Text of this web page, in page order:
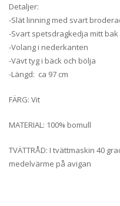
Detaljer:
-Slät linning med svart
-Svart spetsdragkedja mitt bak
-Volang i nederkanten
-Vävt tyg i bäck och bölja
-Längd: ca 97 cm
FÄRG: Vit
MATERIAL: 100% bomull
TVÄTTRÅD: I tvättmaskin 40
medelvärme på avigan